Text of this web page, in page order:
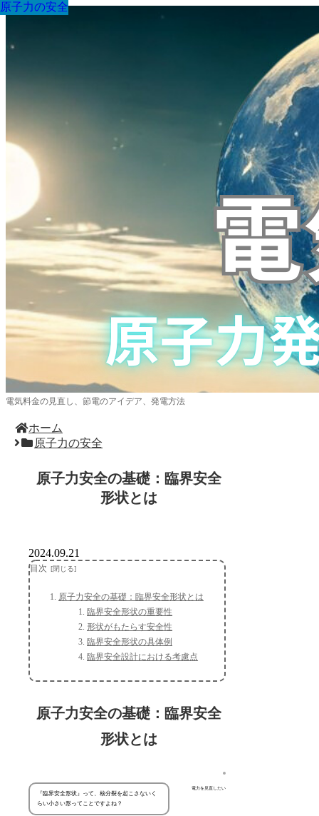
電気料金の見直し、節電のアイデア、発電方法
ホーム
原子力の安全
原子力安全の基礎：臨界安全
形状とは
原子力の安全
2024.09.21
目次
原子力安全の基礎：臨界安全形状とは
臨界安全形状の重要性
形状がもたらす安全性
臨界安全形状の具体例
臨界安全設計における考慮点
原子力安全の基礎：臨界安全
形状とは
電力を見直したい
『臨界安全形状』って、核分裂を起こさないく
らい小さい形ってことですよね？
原子力の安全
原子力の安全
原子力の安全
原子力の安全
原子力の安全
原子力の安全
原子力の安全
原子力の安全